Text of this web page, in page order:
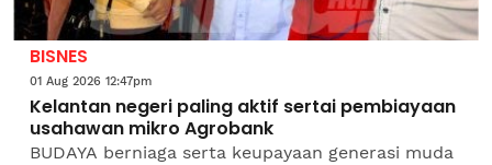
BISNES
01 Aug 2026 12:47pm
Kelantan negeri paling aktif sertai pembiayaan
usahawan mikro Agrobank
BUDAYA berniaga serta keupayaan generasi muda